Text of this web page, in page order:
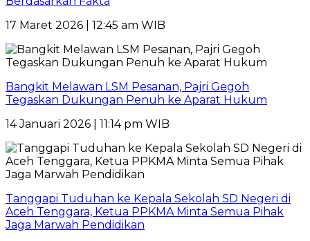
17 Maret 2026 | 12:45 am WIB
Bangkit Melawan LSM Pesanan, Pajri Gegoh
Tegaskan Dukungan Penuh ke Aparat Hukum
14 Januari 2026 | 11:14 pm WIB
Tanggapi Tuduhan ke Kepala Sekolah SD Negeri di
Aceh Tenggara, Ketua PPKMA Minta Semua Pihak
Jaga Marwah Pendidikan